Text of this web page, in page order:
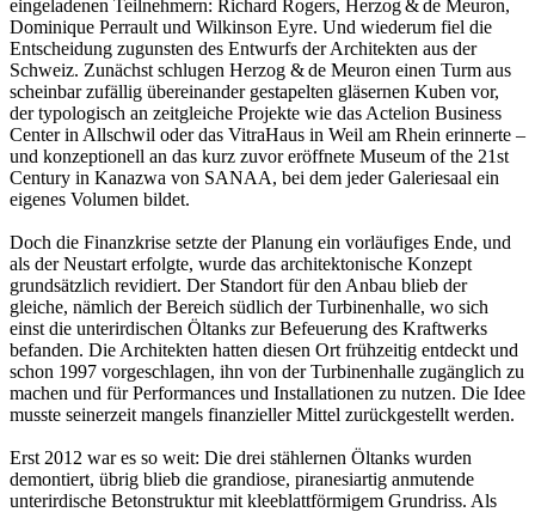
eingeladenen Teilnehmern: Richard Rogers, Herzog & de Meuron,
Dominique Perrault und Wilkinson Eyre. Und wiederum fiel die
Entscheidung zugunsten des Entwurfs der Architekten aus der
Schweiz. Zunächst schlugen Herzog & de Meuron einen Turm aus
scheinbar zufällig übereinander gestapelten gläsernen Kuben vor,
der typologisch an zeitgleiche Projekte wie das Actelion Business
Center in Allschwil oder das VitraHaus in Weil am Rhein erinnerte –
und konzeptionell an das kurz zuvor eröffnete Museum of the 21st
Century in Kanazwa von SANAA, bei dem jeder Galeriesaal ein
eigenes Volumen bildet.
Doch die Finanzkrise setzte der Planung ein vorläufiges Ende, und
als der Neustart erfolgte, wurde das architektonische Konzept
grundsätzlich revidiert. Der Standort für den Anbau blieb der
gleiche, nämlich der Bereich südlich der Turbinenhalle, wo sich
einst die unterirdischen Öltanks zur Befeuerung des Kraftwerks
befanden. Die Architekten hatten diesen Ort frühzeitig entdeckt und
schon 1997 vorgeschlagen, ihn von der Turbinenhalle zugänglich zu
machen und für Performances und Installationen zu nutzen. Die Idee
musste seinerzeit mangels finanzieller Mittel zurückgestellt werden.
Erst 2012 war es so weit: Die drei stählernen Öltanks wurden
demontiert, übrig blieb die grandiose, piranesiartig anmutende
unterirdische Betonstruktur mit kleeblattförmigem Grundriss. Als